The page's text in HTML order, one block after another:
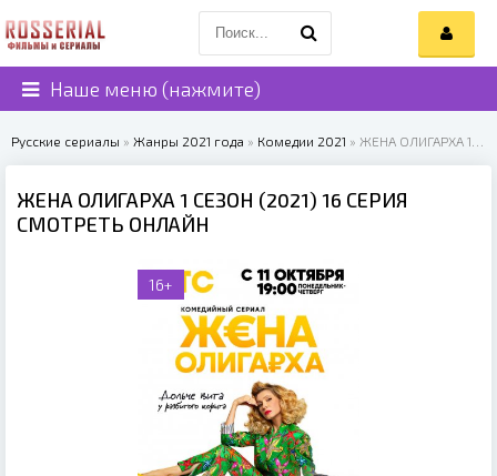
Наше меню (нажмите)
Русские сериалы » Жанры 2021 года » Комедии 2021 » ЖЕНА ОЛИГАРХА 1 СЕЗОН (2021)
ЖЕНА ОЛИГАРХА 1 СЕЗОН (2021) 16 СЕРИЯ
СМОТРЕТЬ ОНЛАЙН
16+